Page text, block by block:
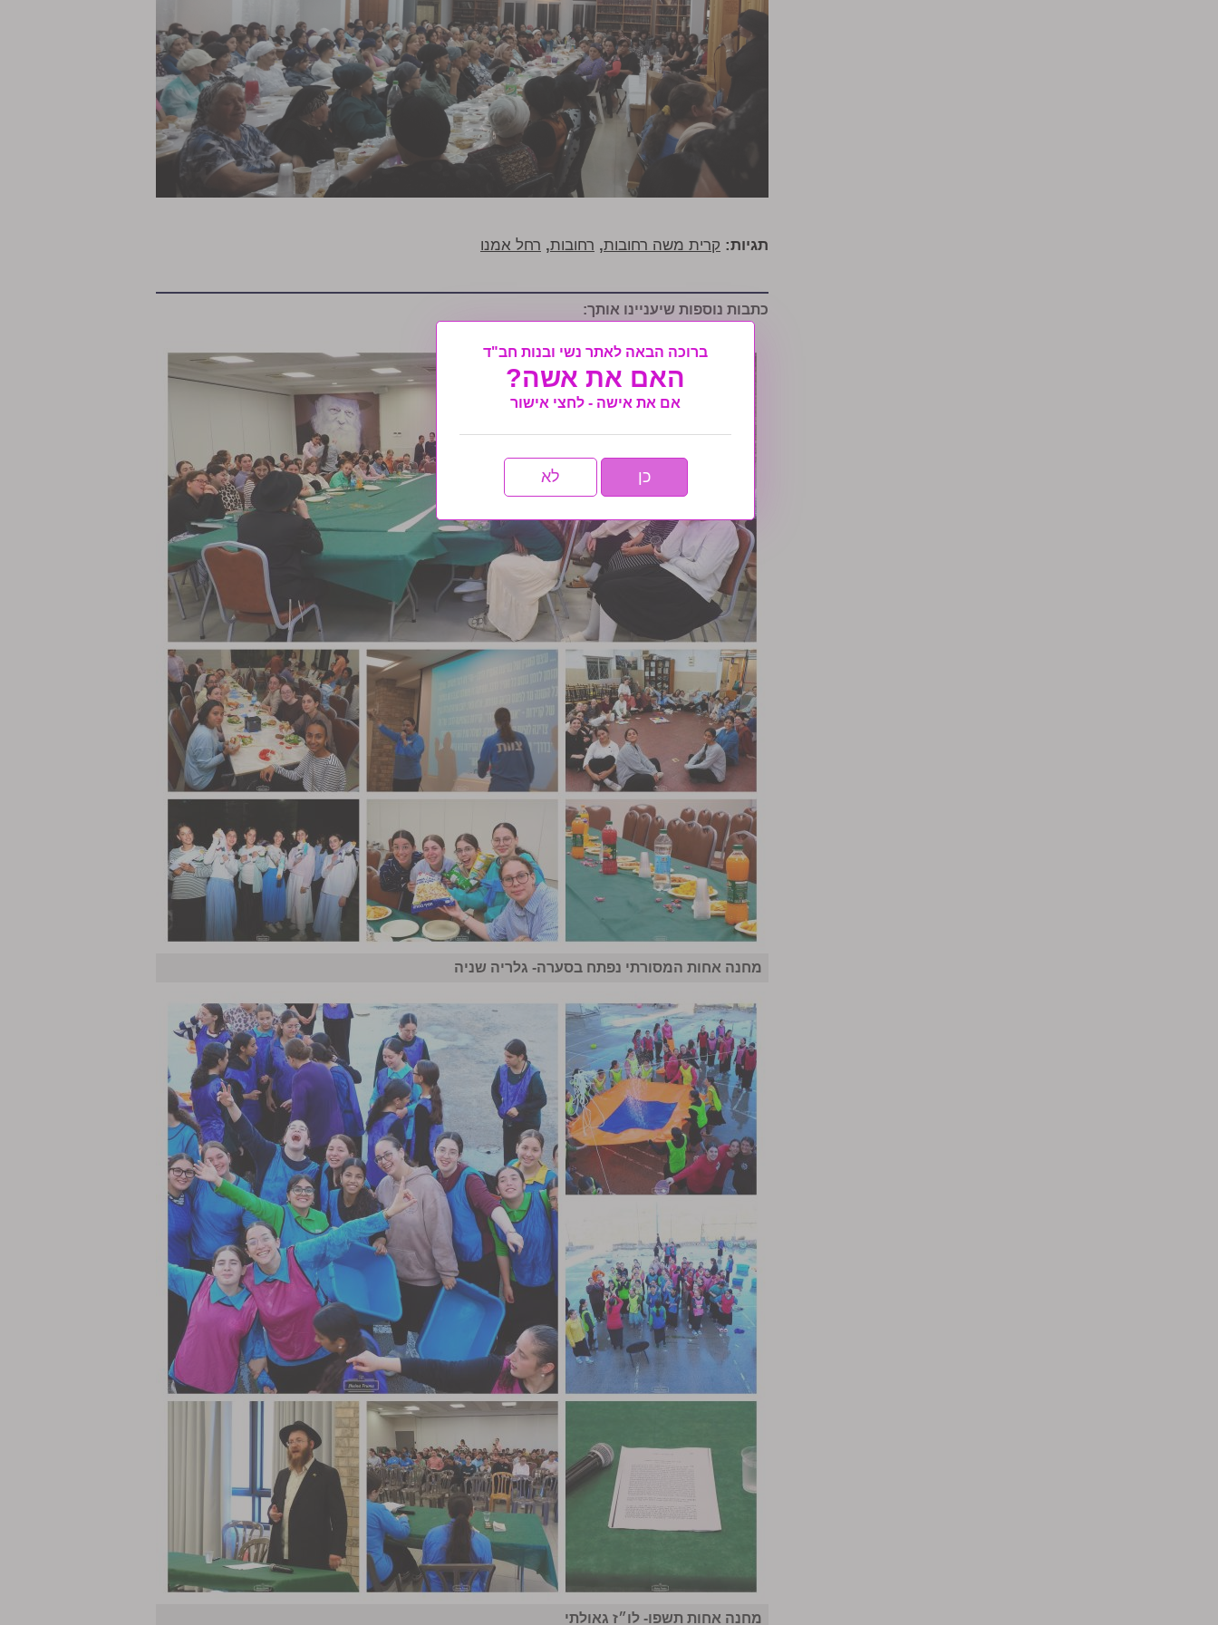
תגיות: קרית משה רחובות, רחובות, רחל אמנו
כתבות נוספות שיעניינו אותך:
מחנה אחות המסורתי נפתח בסערה- גלריה שניה
מחנה אחות תשפו- לו״ז גאולתי
ברוכה הבאה לאתר נשי ובנות חב"ד
האם את אשה?
אם את אישה - לחצי אישור
כן לא